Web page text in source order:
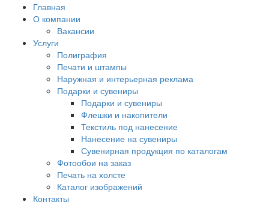
Главная
О компании
Вакансии
Услуги
Полиграфия
Печати и штампы
Наружная и интерьерная реклама
Подарки и сувениры
Подарки и сувениры
Флешки и накопители
Текстиль под нанесение
Нанесение на сувениры
Сувенирная продукция по каталогам
Фотообои на заказ
Печать на холсте
Каталог изображений
Контакты